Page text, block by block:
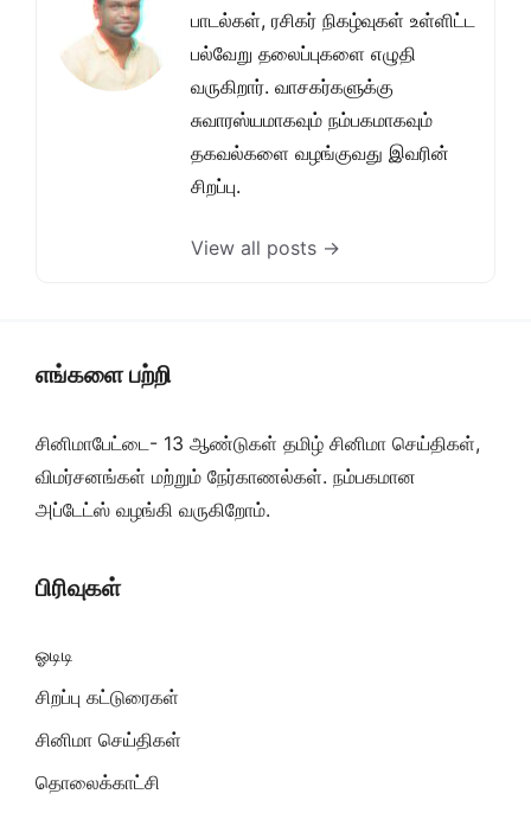
பாடல்கள், ரசிகர் நிகழ்வுகள் உள்ளிட்ட
பல்வேறு தலைப்புகளை எழுதி
வருகிறார். வாசகர்களுக்கு
சுவாரஸ்யமாகவும் நம்பகமாகவும்
தகவல்களை வழங்குவது இவரின்
சிறப்பு.
View all posts →
எங்களை பற்றி
சினிமாபேட்டை- 13 ஆண்டுகள் தமிழ் சினிமா செய்திகள்,
விமர்சனங்கள் மற்றும் நேர்காணல்கள். நம்பகமான
அப்டேட்ஸ் வழங்கி வருகிறோம்.
பிரிவுகள்
ஓடிடி
சிறப்பு கட்டுரைகள்
சினிமா செய்திகள்
தொலைக்காட்சி